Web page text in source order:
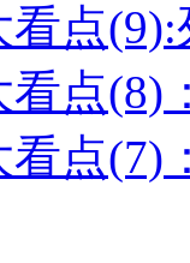
点(9):
点(8)
点(7)